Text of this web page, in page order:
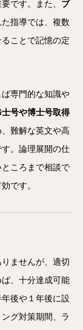
です。また、 ブ
指導では、複数
ことで記憶の定
専門的な知識や
士号や博士号取得
難解な英文や高
。論理展開の仕
ころまで相談で
です。
ませんが、適切
、十分達成可能
後や１年後に設
グ対策期間、ラ